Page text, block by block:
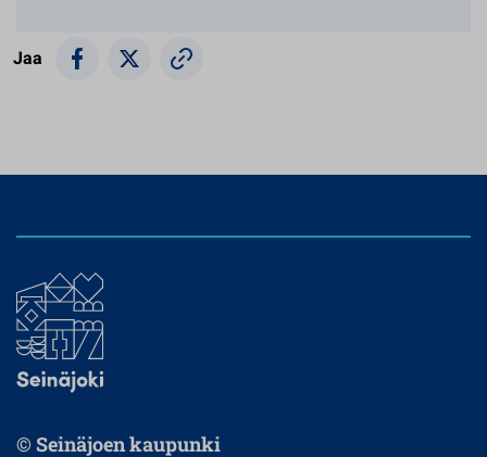
Jaa
© Seinäjoen kaupunki